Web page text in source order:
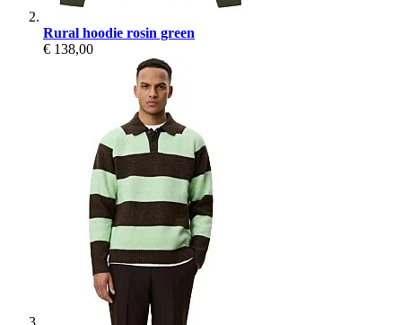
Rural hoodie rosin green
€ 138,00